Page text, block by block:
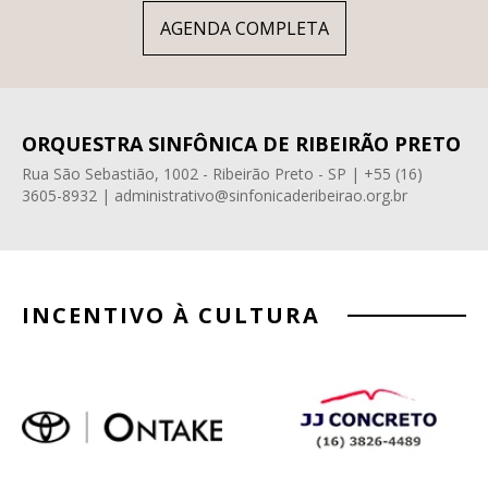
AGENDA COMPLETA
ORQUESTRA SINFÔNICA DE RIBEIRÃO PRETO
Rua São Sebastião, 1002 - Ribeirão Preto - SP | +55 (16)
3605-8932 | administrativo@sinfonicaderibeirao.org.br
INCENTIVO À CULTURA